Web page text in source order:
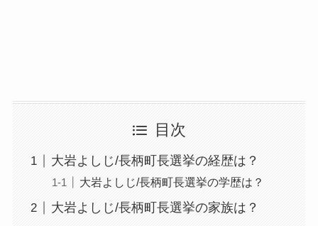
目次
大岩よしじ/長柄町長選挙の経歴は？
大岩よしじ/長柄町長選挙の学歴は？
大岩よしじ/長柄町長選挙の家族は？